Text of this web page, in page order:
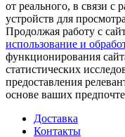
от реального, в связи
устройств для
Продолжая работу с
использование и
функционирования
статистических
предоставления
основе ваших
Доставка
Контакты